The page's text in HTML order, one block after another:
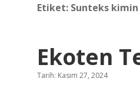
Etiket: Sunteks kimin
Ekoten
Tarih: Kasım 27, 2024